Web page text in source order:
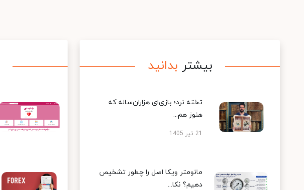
بیشتر بدانید
تخته نرد؛ بازی‌ای هزاران‌ساله که
هنوز هم...
21 تیر 1405
مانومتر ویکا اصل را چطور تشخیص
دهیم؟ نکا...